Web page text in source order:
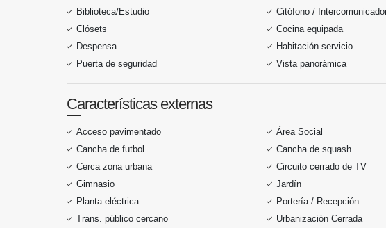
Biblioteca/Estudio
Citófono /
Clósets
Cocina equipada
Despensa
Habitación servicio
Puerta de seguridad
Vista panorámica
Características externas
Acceso pavimentado Área Social
Cancha de futbol
Cancha de squash
Cerca zona urbana
Circuito cerrado de TV
Gimnasio
Jardín
Planta eléctrica
Portería / Recepción
Trans. público cercano
Urbanización Cerrada